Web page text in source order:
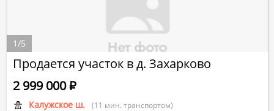
Продается участок в д. Захарково
Калужское ш. (11 мин. транспортом)
2 999 000Р
1/5